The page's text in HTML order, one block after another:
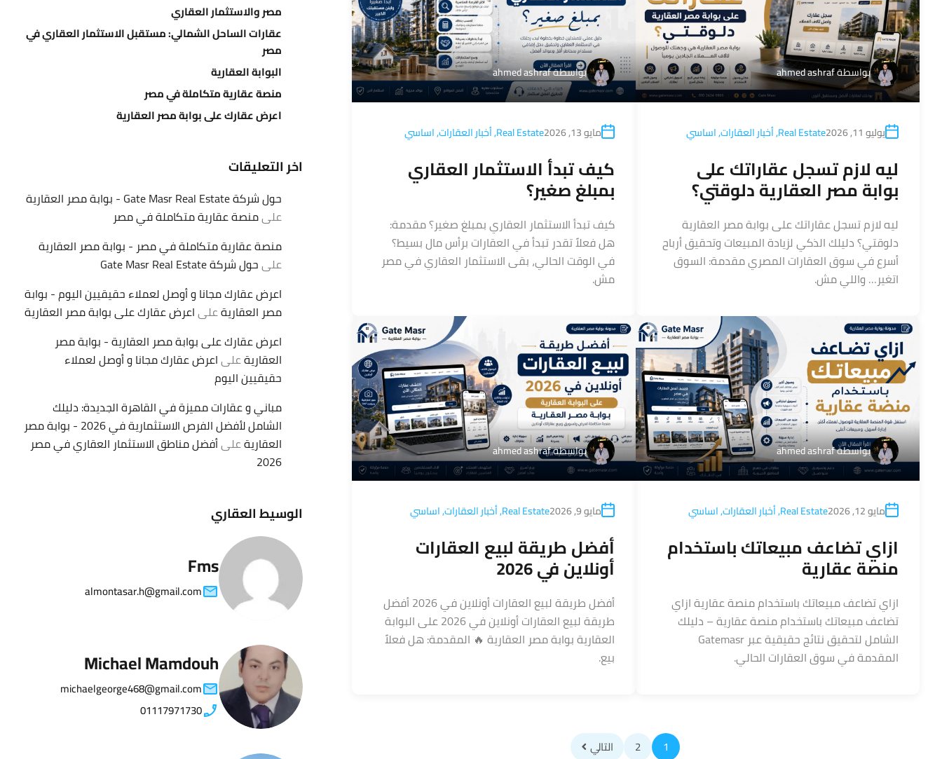
بواسطةahmed ashraf
يوليو 11, 2026 Real Estate
,أخبار العقارات,اساسي
ليه لازم تسجل عقاراتك على
بوابة مصر العقارية دلوقتي؟
ليه لازم تسجل عقاراتك على بوابة مصر العقارية
دلوقتي؟ دليلك الذكي لزيادة المبيعات وتحقيق أرباح
أسرع في سوق العقارات المصري مقدمة: السوق
اتغير… واللي مش.
بواسطةahmed ashraf
مايو 13, 2026 Real Estate
,أخبار العقارات,اساسي
كيف تبدأ الاستثمار العقاري
بمبلغ صغير؟
كيف تبدأ الاستثمار العقاري بمبلغ صغير؟ مقدمة:
هل فعلاً تقدر تبدأ في العقارات برأس مال بسيط؟
في الوقت الحالي، بقى الاستثمار العقاري في مصر
مش.
بواسطةahmed ashraf
مايو 12, 2026 Real Estate
,أخبار العقارات,اساسي
ازاي تضاعف مبيعاتك باستخدام
منصة عقارية
ازاي تضاعف مبيعاتك باستخدام منصة عقارية ازاي
تضاعف مبيعاتك باستخدام منصة عقارية – دليلك
الشامل لتحقيق نتائج حقيقية عبر Gatemasr
المقدمة في سوق العقارات الحالي.
بواسطةahmed ashraf
مايو 9, 2026 Real Estate
,أخبار العقارات,اساسي
أفضل طريقة لبيع العقارات
أونلاين في 2026
أفضل طريقة لبيع العقارات أونلاين في 2026 أفضل
طريقة لبيع العقارات أونلاين في 2026 على البوابة
العقارية بوابة مصر العقارية 🔥 المقدمة: هل فعلاً
بيع.
1
2 التالي
مصر والاستثمار العقاري
عقارات الساحل الشمالي: مستقبل الاستثمار العقاري في
مصر
البوابة العقارية
منصة عقارية متكاملة في مصر
اعرض عقارك على بوابة مصر العقارية
اخر التعليقات
حول شركة Gate Masr Real Estate - بوابة مصر العقارية
علىمنصة عقارية متكاملة في مصر
منصة عقارية متكاملة في مصر - بوابة مصر العقارية
علىحول شركة Gate Masr Real Estate
اعرض عقارك مجانا و أوصل لعملاء حقيقيين اليوم - بوابة
مصر العقاريةعلىاعرض عقارك على بوابة مصر العقارية
اعرض عقارك على بوابة مصر العقارية - بوابة مصر
العقاريةعلىاعرض عقارك مجانا و أوصل لعملاء
حقيقيين اليوم
مباني و عقارات مميزة في القاهرة الجديدة: دليلك
الشامل لأفضل الفرص الاستثمارية في 2026 - بوابة مصر
العقاريةعلىأفضل مناطق الاستثمار العقاري في مصر
2026
الوسيط العقاري
Fms
almontasar.h@gmail.com
Michael Mamdouh
michaelgeorge468@gmail.com
01117971730